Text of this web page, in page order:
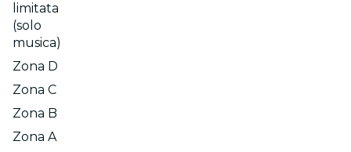
limitata
(solo
musica)
Zona D
Zona C
Zona B
Zona A